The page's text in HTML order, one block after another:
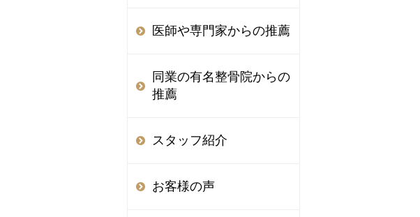
医師や専門家からの推薦
同業の有名整骨院からの
推薦
スタッフ紹介
お客様の声